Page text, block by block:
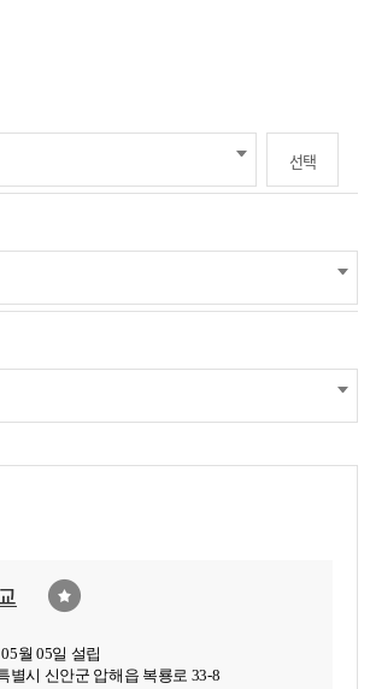
선택
월 05일 설립
별시 신안군 압해읍 복룡로 33-8